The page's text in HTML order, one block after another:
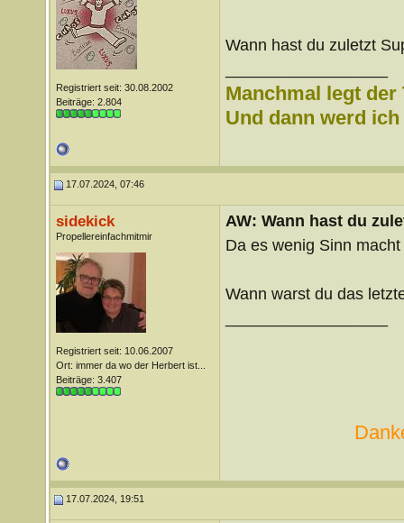
Registriert seit: 30.08.2002
Beiträge: 2.804
Wann hast du zuletzt
Manchmal legt
Und dann werd
17.07.2024, 07:46
sidekick
Propellereinfachmitmir
Registriert seit: 10.06.2007
Ort: immer da wo der Herbert ist...
Beiträge: 3.407
AW: Wann hast du
Da es wenig Sinn
Wann warst du das
17.07.2024, 19:51